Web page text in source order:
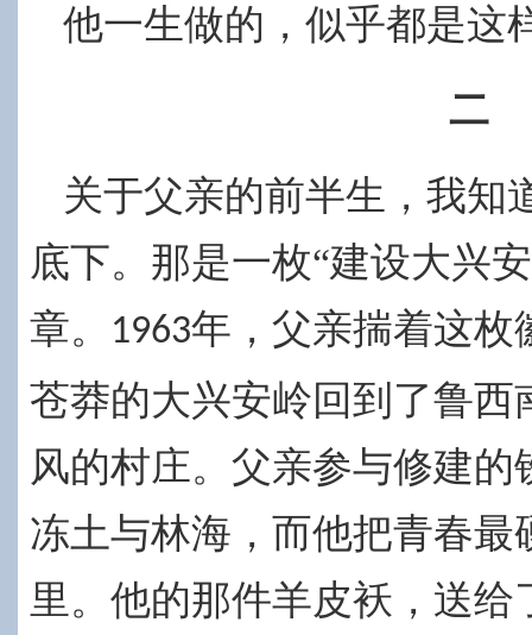
他一生做的，似乎都是这
二
关于父亲的前半生，我知
底下。那是一枚“建设大兴
章。
1963年， 父亲揣着这枚
苍莽的大兴安岭回到了鲁西
风的村庄。父亲参与修建
冻土与林海，而他把青春最
里。他的那件羊皮袄，送给